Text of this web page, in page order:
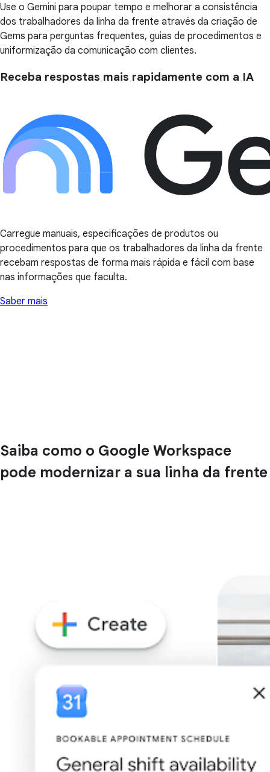
Use o Gemini para poupar tempo e melhorar a consistência
dos trabalhadores da linha da frente através da criação de
Gems para perguntas frequentes, guias de procedimentos e
uniformização da comunicação com clientes.
Receba respostas mais rapidamente com a IA
Carregue manuais, especificações de produtos ou
procedimentos para que os trabalhadores da linha da frente
recebam respostas de forma mais rápida e fácil com base
nas informações que faculta.
Saber mais
Saiba como o Google Workspace
pode modernizar a sua linha da frente